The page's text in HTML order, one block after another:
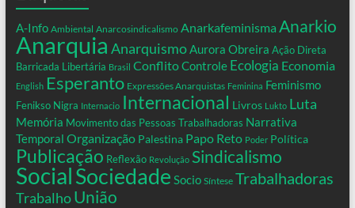
A-Info Ambiental Anarcosindicalismo Anarkafeminisma Anarkio
Anarquia AnarquismoAurora Obreira Ação Direta
Barricada Libertária Brasil ConflitoControle Ecologia Economia
English Esperanto Expressões Anarquistas Feminina Feminismo
Fenikso Nigra Internacio Internacional Livros Lukto Luta
Memória Movimento das Pessoas Trabalhadoras Narrativa
Temporal Organização Palestina Papo Reto Poder Política
Publicação Reflexão Revolução Sindicalismo
SocialSociedade Socio Síntese Trabalhadoras
Trabalho União